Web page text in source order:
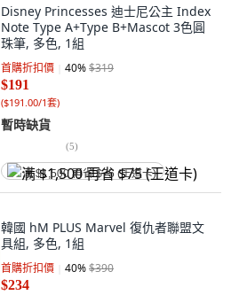
Disney Princesses 迪士尼公主 Index
Note Type A+Type B+Mascot 3色圓
珠筆, 多色, 1組
首購折扣價 40%$319
$191
($191.00/1套)
暫時缺貨
(5)
满 $1,500 再省 $75 (王道卡)
韓國 hM PLUS Marvel 復仇者聯盟文
具組, 多色, 1組
首購折扣價 40%$390
$234